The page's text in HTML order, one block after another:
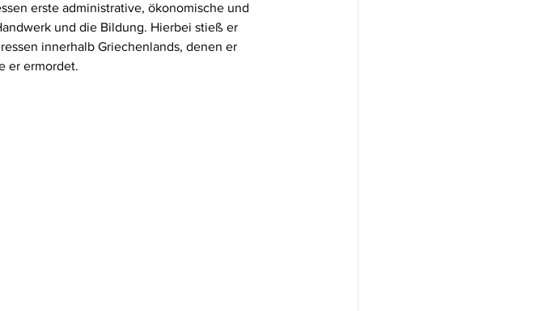
erste administrative, ökonomische und
und die Bildung. Hierbei stieß er
innerhalb Griechenlands, denen er
er ermordet.